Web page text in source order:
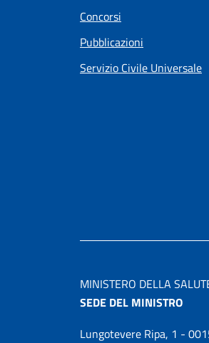
Concorsi
Pubblicazioni
Servizio Civile Universale
MINISTERO DELLA
SEDE DEL MINISTRO
Lungotevere Ripa, 1 -